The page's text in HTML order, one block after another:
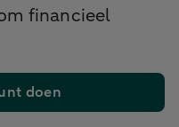
financieel
doen